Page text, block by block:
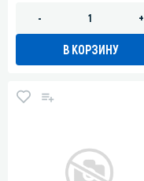
- +
В КОРЗИНУ